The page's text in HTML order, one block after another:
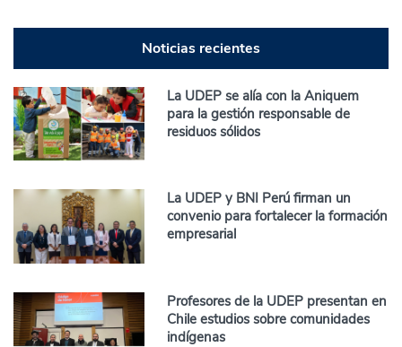
Noticias recientes
La UDEP se alía con la Aniquem
para la gestión responsable de
residuos sólidos
La UDEP y BNI Perú firman un
convenio para fortalecer la formación
empresarial
Profesores de la UDEP presentan en
Chile estudios sobre comunidades
indígenas